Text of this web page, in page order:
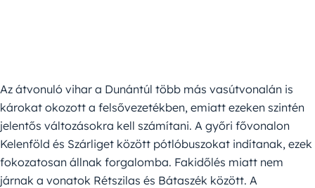
Az átvonuló vihar a Dunántúl több más vasútvonalán is
károkat okozott a felsővezetékben, emiatt ezeken szintén
jelentős változásokra kell számítani. A győri fővonalon
Kelenföld és Szárliget között pótlóbuszokat indítanak, ezek
fokozatosan állnak forgalomba. Fakidőlés miatt nem
járnak a vonatok Rétszilas és Bátaszék között. A